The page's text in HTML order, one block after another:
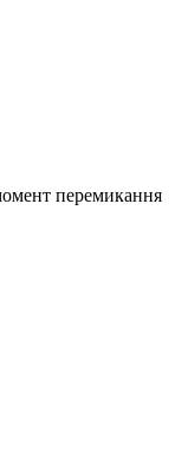
перемикання